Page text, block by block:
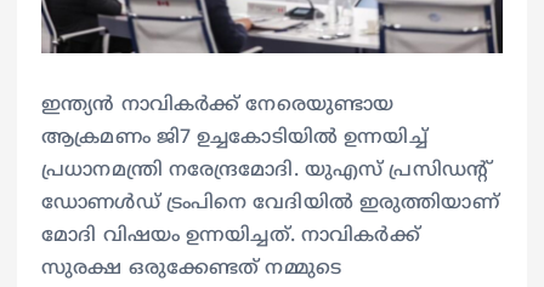
ഇന്ത്യന്‍ നാവികര്‍ക്ക് നേരെയുണ്ടായ
ആക്രമണം ജി7 ഉച്ചകോടിയില്‍ ഉന്നയിച്ച്
പ്രധാനമന്ത്രി നരേന്ദ്രമോദി. യുഎസ് പ്രസിഡന്റ്
ഡോണള്‍ഡ് ട്രംപിനെ വേദിയില്‍ ഇരുത്തിയാണ്
മോദി വിഷയം ഉന്നയിച്ചത്. നാവികര്‍ക്ക്
സുരക്ഷ ഒരുക്കേണ്ടത് നമ്മുടെ